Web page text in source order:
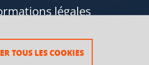
TOUS LES COOKIES
légales
site